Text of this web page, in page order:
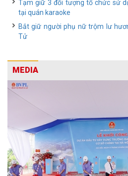
Tạm giữ 3 đối tượng tổ chức sử
tại quán karaoke
Bắt giữ người phụ nữ trộm lư
Tử
MEDIA